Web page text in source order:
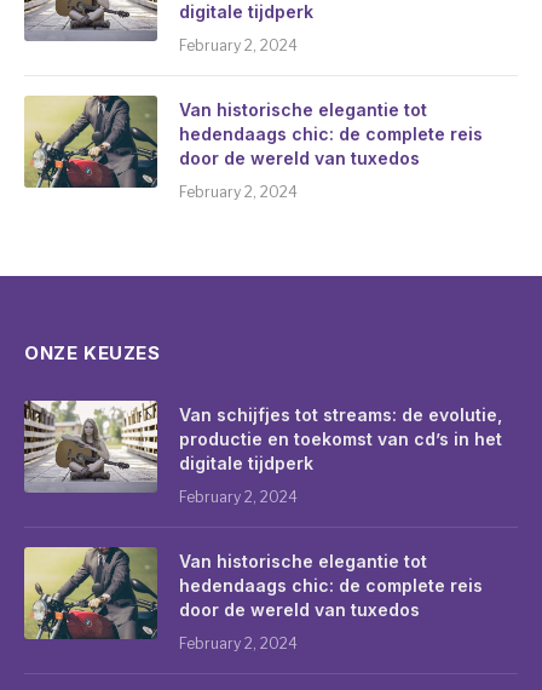
digitale tijdperk
February 2, 2024
Van historische elegantie tot
hedendaags chic: de complete reis
door de wereld van tuxedos
February 2, 2024
ONZE KEUZES
Van schijfjes tot streams: de evolutie,
productie en toekomst van cd’s in het
digitale tijdperk
February 2, 2024
Van historische elegantie tot
hedendaags chic: de complete reis
door de wereld van tuxedos
February 2, 2024